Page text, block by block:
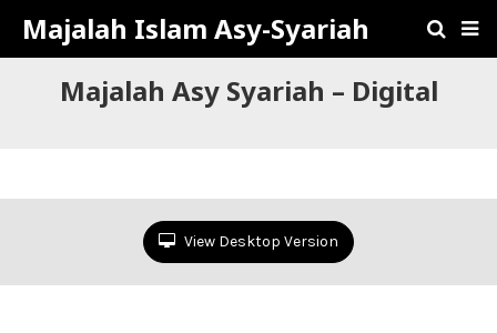
Majalah Islam Asy-Syariah
Majalah Asy Syariah – Digital
View Desktop Version